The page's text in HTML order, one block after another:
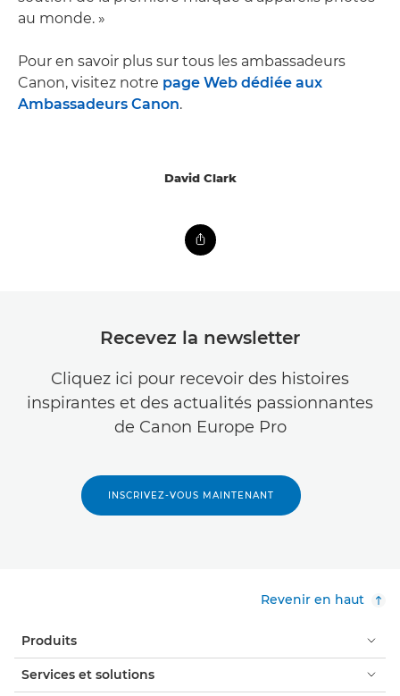
au monde. »
Pour en savoir plus sur tous les ambassadeurs
Canon, visitez notre page Web dédiée aux
Ambassadeurs Canon.
David Clark
Recevez la newsletter
Cliquez ici pour recevoir des histoires
inspirantes et des actualités passionnantes
de Canon Europe Pro
INSCRIVEZ-VOUS MAINTENANT
Revenir en haut
Produits
Services et solutions